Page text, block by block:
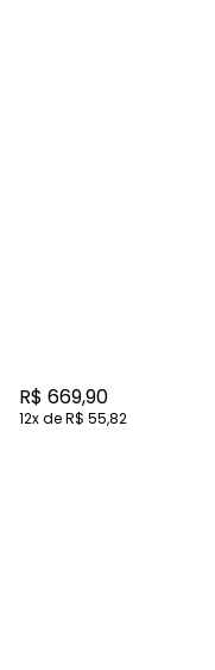
R$ 669,90
12 R$ 55,82